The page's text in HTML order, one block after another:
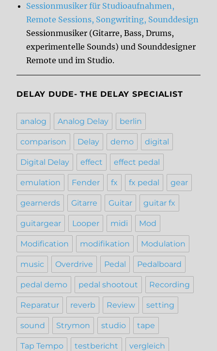
Sessionmusiker für Studioaufnahmen,
Remote Sessions, Songwriting, Sounddesign
Sessionmusiker (Gitarre, Bass, Drums,
experimentelle Sounds) und Sounddesigner
Remote und im Studio.
DELAY DUDE- THE DELAY SPECIALIST
analog Analog Delay berlin
comparison Delay demo digital
Digital Delay effect effect pedal
emulation Fender fx fx pedal gear
gearnerds Gitarre Guitar guitar fx
guitargear Looper midi Mod
Modification modifikation Modulation
music Overdrive Pedal Pedalboard
pedal demo pedal shootout Recording
Reparatur reverb Review setting
sound Strymon studio tape
Tap Tempo testbericht vergleich